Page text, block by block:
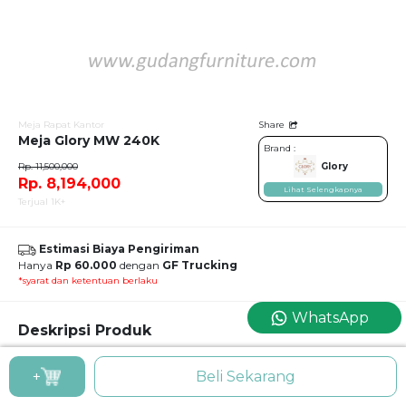
Meja Rapat Kantor
Meja Glory MW 240K
Rp. 8,194,000
Rp. 11,500,000
Terjual 1K+
Share
Brand :
Glory
Lihat Selengkapnya
Estimasi Biaya Pengiriman
Hanya Rp 60.000 dengan GF Trucking
*syarat dan ketentuan berlaku
Deskripsi Produk
Meja Glory MW 240K
Meja Meeting Kantor Classic Glory MW 240 K
+ Beli Sekarang
WhatsApp